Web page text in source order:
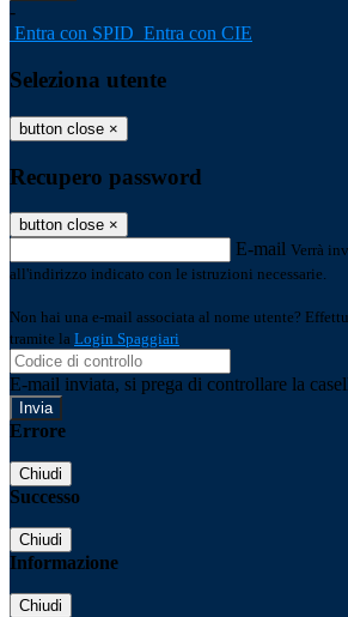
-
Entra con SPID Entra con CIE
Seleziona utente
button close ×
Recupero password
button close ×
E-mail Verrà
all'indirizzo indicato con le istruzioni necessarie.
Non hai una e-mail associata al nome utente?
tramite la Login Spaggiari
E-mail inviata, si prega di controllare la
Errore
Chiudi
Successo
Chiudi
Informazione
Chiudi